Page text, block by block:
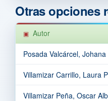
Otras opciones
Autor
Posada Valcárcel, Johana
Villamizar Carrillo, Laura
Villamizar Peña, Oscar